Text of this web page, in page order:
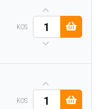
KOS
KOS